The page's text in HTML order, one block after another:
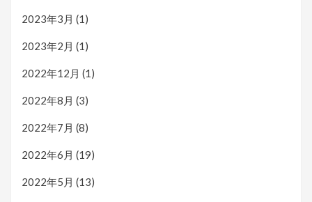
2023年3月 (1)
2023年2月 (1)
2022年12月 (1)
2022年8月 (3)
2022年7月 (8)
2022年6月 (19)
2022年5月 (13)